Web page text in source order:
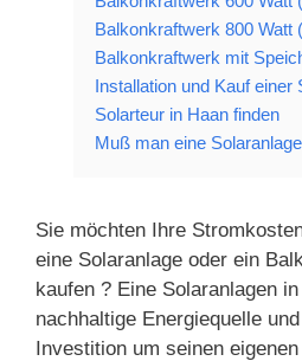
Balkonkraftwerk 800 Watt
Balkonkraftwerk mit
Installation und Kauf einer
Solarteur in Haan finden
Muß man eine
Sie möchten Ihre
eine Solaranlage oder ein
kaufen ? Eine Solaranlagen
nachhaltige Energiequelle
Investition um seinen